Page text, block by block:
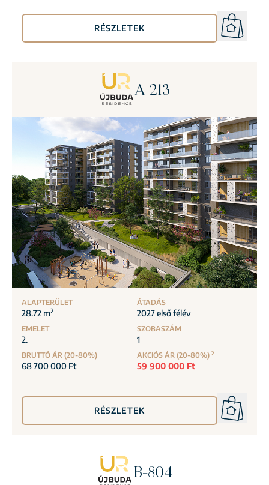
RÉSZLETEK
A-213
ALAPTERÜLET
28.72 m2
ÁTADÁS
2027 első félév
EMELET
2.
SZOBASZÁM
1
BRUTTÓ ÁR (20-80%)
68 700 000 Ft
AKCIÓS ÁR (20-80%) 2
59 900 000 Ft
RÉSZLETEK
B-804